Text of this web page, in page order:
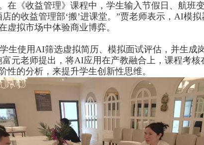
在《收益管理》课程中，学生输入节假日、航班
的收益管理部‘搬’进课堂。”贾老师表示， AI模拟
虚拟市场中体验商业博弈。
生使用AI筛选虚拟简历、模拟面试评估，并生成
元老师提出，将AI应用在产教融合上，课程考
的分析，来提升学生创新性思维。